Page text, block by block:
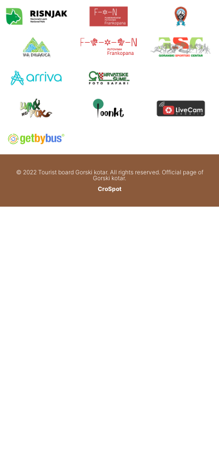
© 2022 Tourist board Gorski kotar. All rights reserved. Official page of
Gorski kotar.
CroSpot